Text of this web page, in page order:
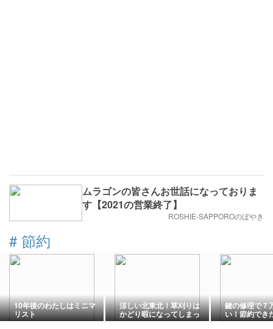
ムラゴンの皆さんお世話になっておりま
す【2021の営業終了】
ROSHIE-SAPPOROのぼやき
# 節約
10年後のわたしはミニマ
リスト
涼しい北東北！草刈りは
かどり暇になってしまっ
た！！
鍵の修理で７
い！節約でき